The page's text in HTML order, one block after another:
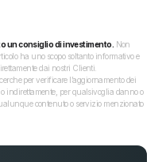
un consiglio di investimento. Non
ha uno scopo soltanto informativo e
dai nostri Clienti.
per verificare l’aggiornamento dei
indirettamente, per qualsivoglia danno o
contenuto o servizio menzionato